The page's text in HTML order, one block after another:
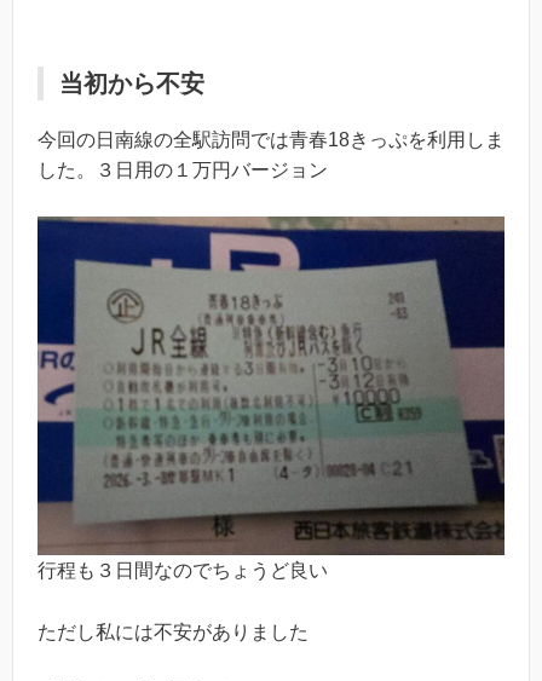
当初から不安
今回の日南線の全駅訪問では青春18きっぷを利用しま
した。３日用の１万円バージョン
行程も３日間なのでちょうど良い
ただし私には不安がありました